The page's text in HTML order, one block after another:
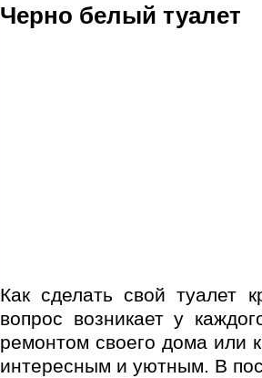
Черно белый туалет
Как сделать свой туалет
вопрос возникает у
ремонтом своего дома или
интересным и уютным. В